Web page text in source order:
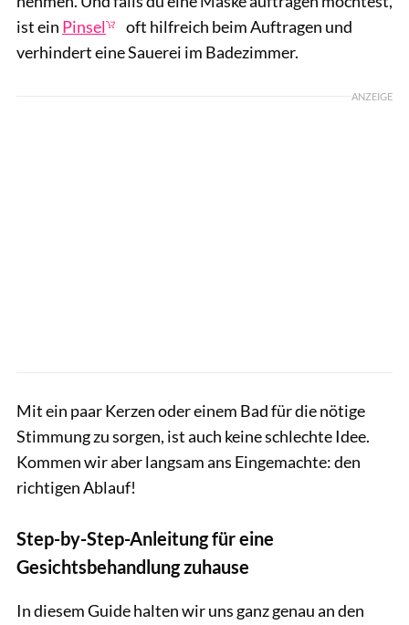
ist ein Pinsel
oft hilfreich beim Auftragen und
verhindert eine Sauerei im Badezimmer.
ANZEIGE
Mit ein paar Kerzen oder einem Bad für die nötige
Stimmung zu sorgen, ist auch keine schlechte Idee.
Kommen wir aber langsam ans Eingemachte: den
richtigen Ablauf!
Step-by-Step-Anleitung für eine
Gesichtsbehandlung zuhause
In diesem Guide halten wir uns ganz genau an den